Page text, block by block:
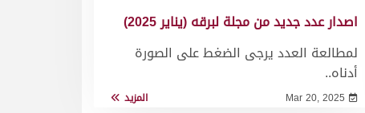
اصدار عدد جديد من مجلة لبرقه (يناير 2025)
لمطالعة العدد يرجى الضغط على الصورة
أدناه..
Mar 20, 2025 المزيد